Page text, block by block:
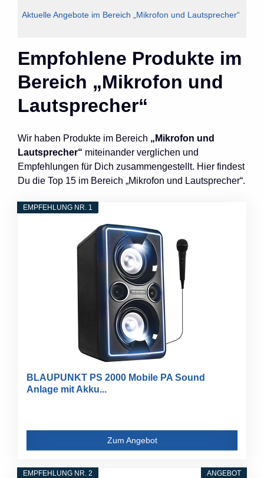
Aktuelle Angebote im Bereich „Mikrofon und Lautsprecher“
Empfohlene Produkte im
Bereich „Mikrofon und
Lautsprecher“
Wir haben Produkte im Bereich „Mikrofon und
Lautsprecher“ miteinander verglichen und
Empfehlungen für Dich zusammengestellt. Hier findest
Du die Top 15 im Bereich „Mikrofon und Lautsprecher“.
EMPFEHLUNG NR. 1
BLAUPUNKT PS 2000 Mobile PA Sound
Anlage mit Akku...
Zum Angebot
ANGEBOT
EMPFEHLUNG NR. 2